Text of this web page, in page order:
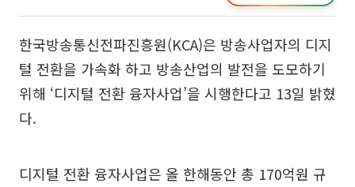
한국방송통신전파진흥원(KCA)은 방송사업자의 디지
털 전환을 가속화 하고 방송산업의 발전을 도모하기
위해 ‘디지털 전환 융자사업’을 시행한다고 13일 밝혔
다.
디지털 전환 융자사업은 올 한해동안 총 170억원 규